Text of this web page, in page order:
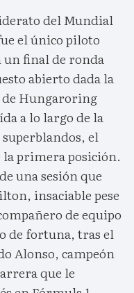
del Mundial
el único piloto
un final de ronda
abierto dada la
Hungaroring
a lo largo de la
el
la primera posición.
una sesión que
insaciable pese
de equipo
de fortuna, tras el
Alonso, campeón
que le